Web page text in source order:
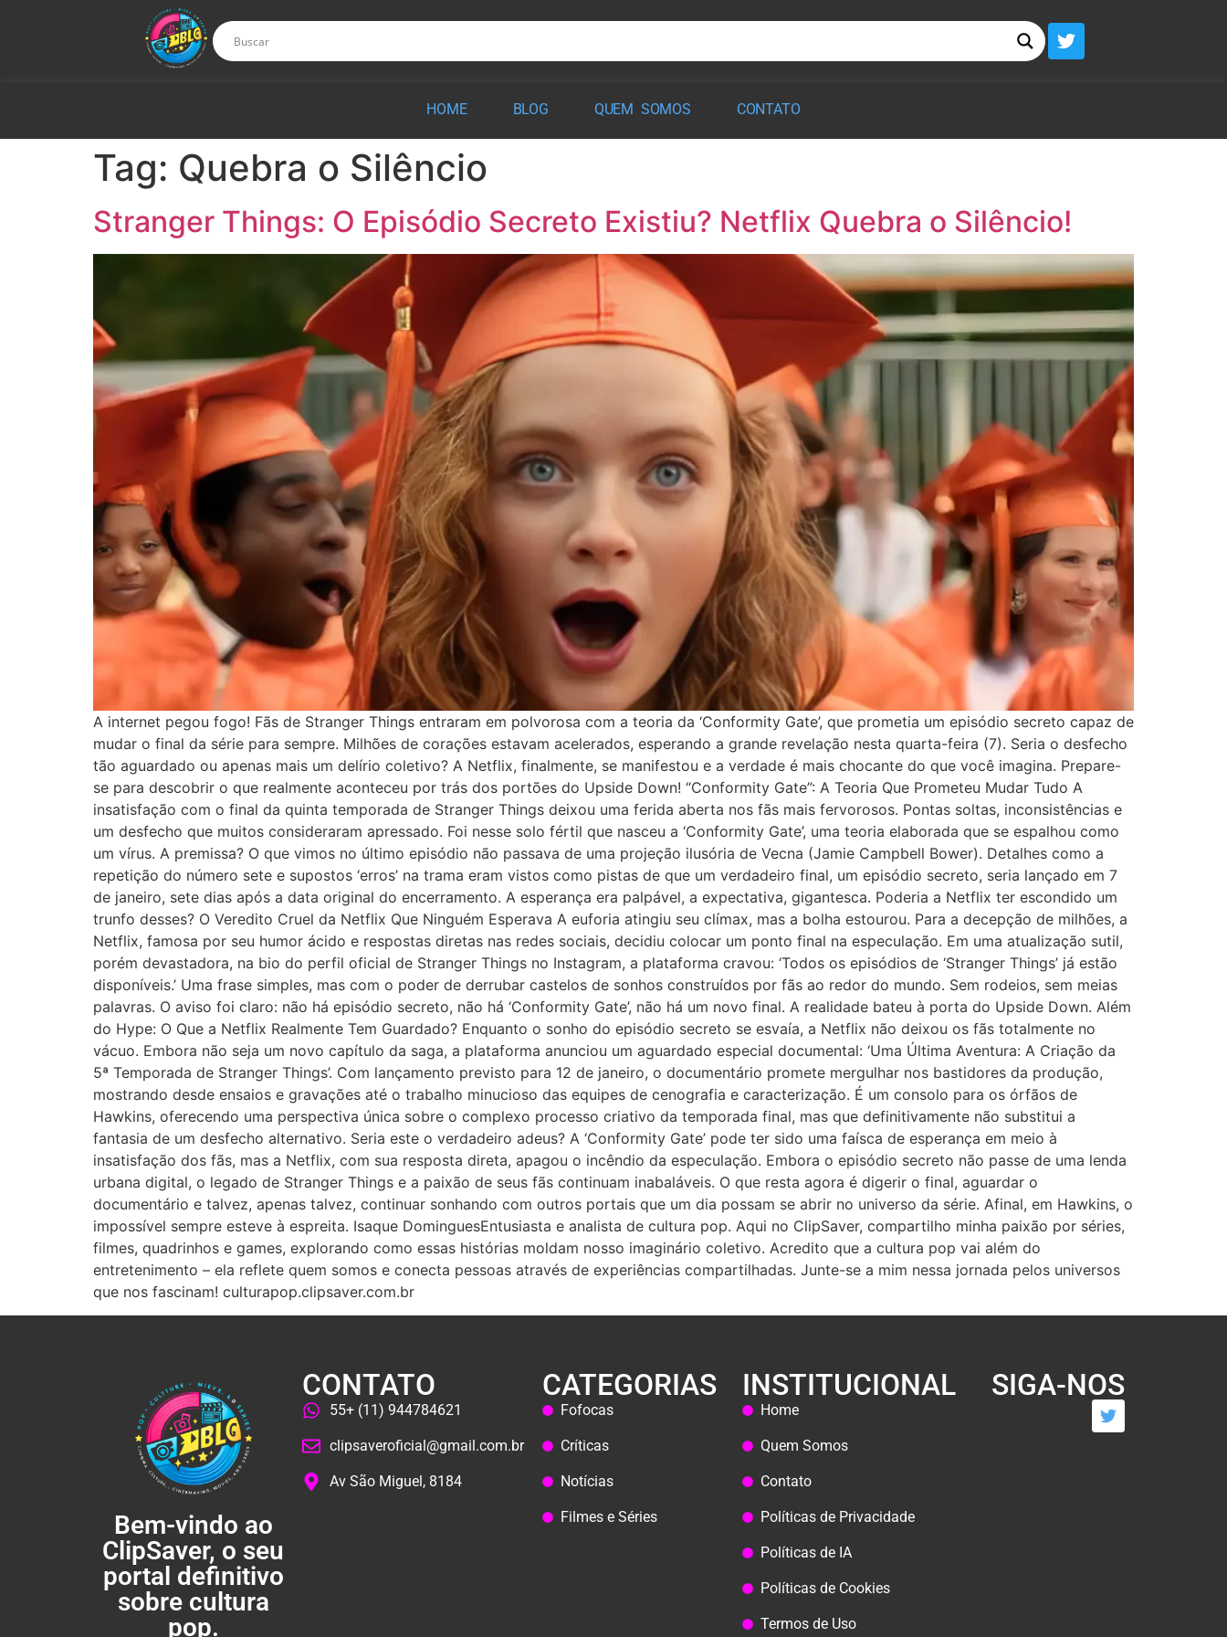
HOME BLOG QUEM SOMOS CONTATO
Tag: Quebra o Silêncio
Stranger Things: O Episódio Secreto Existiu? Netflix Quebra o Silêncio!
A internet pegou fogo! Fãs de Stranger Things entraram em polvorosa com a teoria da ‘Conformity Gate’, que prometia um episódio secreto capaz de
mudar o final da série para sempre. Milhões de corações estavam acelerados, esperando a grande revelação nesta quarta-feira (7). Seria o desfecho
tão aguardado ou apenas mais um delírio coletivo? A Netflix, finalmente, se manifestou e a verdade é mais chocante do que você imagina. Prepare-
se para descobrir o que realmente aconteceu por trás dos portões do Upside Down! “Conformity Gate”: A Teoria Que Prometeu Mudar Tudo A
insatisfação com o final da quinta temporada de Stranger Things deixou uma ferida aberta nos fãs mais fervorosos. Pontas soltas, inconsistências e
um desfecho que muitos consideraram apressado. Foi nesse solo fértil que nasceu a ‘Conformity Gate’, uma teoria elaborada que se espalhou como
um vírus. A premissa? O que vimos no último episódio não passava de uma projeção ilusória de Vecna (Jamie Campbell Bower). Detalhes como a
repetição do número sete e supostos ‘erros’ na trama eram vistos como pistas de que um verdadeiro final, um episódio secreto, seria lançado em 7
de janeiro, sete dias após a data original do encerramento. A esperança era palpável, a expectativa, gigantesca. Poderia a Netflix ter escondido um
trunfo desses? O Veredito Cruel da Netflix Que Ninguém Esperava A euforia atingiu seu clímax, mas a bolha estourou. Para a decepção de milhões, a
Netflix, famosa por seu humor ácido e respostas diretas nas redes sociais, decidiu colocar um ponto final na especulação. Em uma atualização sutil,
porém devastadora, na bio do perfil oficial de Stranger Things no Instagram, a plataforma cravou: ‘Todos os episódios de ‘Stranger Things’ já estão
disponíveis.’ Uma frase simples, mas com o poder de derrubar castelos de sonhos construídos por fãs ao redor do mundo. Sem rodeios, sem meias
palavras. O aviso foi claro: não há episódio secreto, não há ‘Conformity Gate’, não há um novo final. A realidade bateu à porta do Upside Down. Além
do Hype: O Que a Netflix Realmente Tem Guardado? Enquanto o sonho do episódio secreto se esvaía, a Netflix não deixou os fãs totalmente no
vácuo. Embora não seja um novo capítulo da saga, a plataforma anunciou um aguardado especial documental: ‘Uma Última Aventura: A Criação da
5ª Temporada de Stranger Things’. Com lançamento previsto para 12 de janeiro, o documentário promete mergulhar nos bastidores da produção,
mostrando desde ensaios e gravações até o trabalho minucioso das equipes de cenografia e caracterização. É um consolo para os órfãos de
Hawkins, oferecendo uma perspectiva única sobre o complexo processo criativo da temporada final, mas que definitivamente não substitui a
fantasia de um desfecho alternativo. Seria este o verdadeiro adeus? A ‘Conformity Gate’ pode ter sido uma faísca de esperança em meio à
insatisfação dos fãs, mas a Netflix, com sua resposta direta, apagou o incêndio da especulação. Embora o episódio secreto não passe de uma lenda
urbana digital, o legado de Stranger Things e a paixão de seus fãs continuam inabaláveis. O que resta agora é digerir o final, aguardar o
documentário e talvez, apenas talvez, continuar sonhando com outros portais que um dia possam se abrir no universo da série. Afinal, em Hawkins, o
impossível sempre esteve à espreita. Isaque DominguesEntusiasta e analista de cultura pop. Aqui no ClipSaver, compartilho minha paixão por séries,
filmes, quadrinhos e games, explorando como essas histórias moldam nosso imaginário coletivo. Acredito que a cultura pop vai além do
entretenimento – ela reflete quem somos e conecta pessoas através de experiências compartilhadas. Junte-se a mim nessa jornada pelos universos
que nos fascinam! culturapop.clipsaver.com.br
Bem-vindo ao
ClipSaver, o seu
portal definitivo
sobre cultura
pop.
CONTATO
55+ (11) 944784621
clipsaveroficial@gmail.com.br
Av São Miguel, 8184
CATEGORIAS
Fofocas
Críticas
Notícias
Filmes e Séries
INSTITUCIONAL
Home
Quem Somos
Contato
Políticas de Privacidade
Políticas de IA
Políticas de Cookies
Termos de Uso
SIGA-NOS